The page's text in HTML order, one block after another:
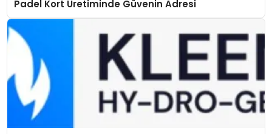
Padel Kort Üretiminde Güvenin Adresi